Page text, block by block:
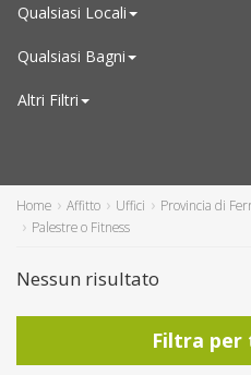
Qualsiasi Locali
Qualsiasi Bagni
Altri Filtri
Home Affitto Uffici Provincia di
Palestre o Fitness
Nessun risultato
Filtra per